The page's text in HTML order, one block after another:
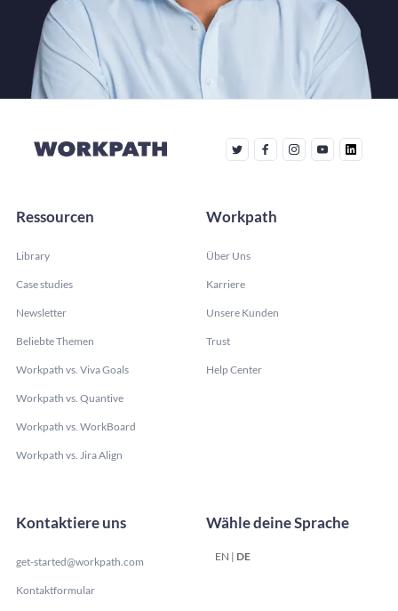
Ressourcen
Library
Case studies
Newsletter
Beliebte Themen
Workpath vs. Viva Goals
Workpath vs. Quantive
Workpath vs. WorkBoard
Workpath vs. Jira Align
Workpath
Über Uns
Karriere
Unsere Kunden
Trust
Help Center
Kontaktiere uns
get-started@workpath.com
Kontaktformular
Wähle deine Sprache
EN | DE